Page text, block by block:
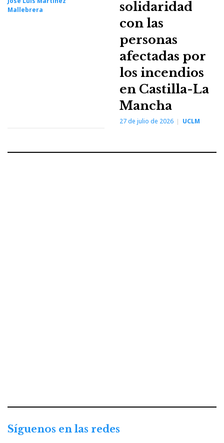
Mallebrera
solidaridad
con las
personas
afectadas por
los incendios
en Castilla-La
Mancha
27 de julio de 2026 UCLM
Síguenos en las redes